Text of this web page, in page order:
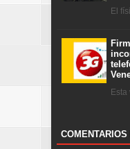
El
Esta